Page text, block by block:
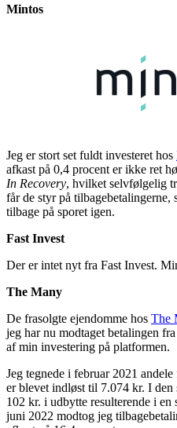
Mintos
Jeg er stort set fuldt investeret hos
afkast på 0,4 procent er ikke ret
In Recovery, hvilket selvfølgelig
får de styr på tilbagebetalingerne,
tilbage på sporet igen.
Fast Invest
Der er intet nyt fra Fast Invest.
The Many
De frasolgte ejendomme hos The
jeg har nu modtaget betalingen fra
af min investering på platformen.
Jeg tegnede i februar 2021
er blevet indløst til 7.074 kr. I den
102 kr. i udbytte resulterende i
juni 2022 modtog jeg